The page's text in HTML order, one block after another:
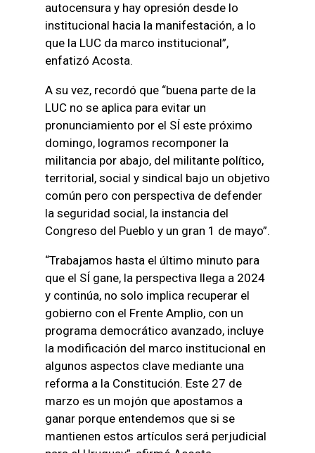
autocensura y hay opresión desde lo
institucional hacia la manifestación, a lo
que la LUC da marco institucional”,
enfatizó Acosta.
A su vez, recordó que “buena parte de la
LUC no se aplica para evitar un
pronunciamiento por el SÍ este próximo
domingo, logramos recomponer la
militancia por abajo, del militante político,
territorial, social y sindical bajo un objetivo
común pero con perspectiva de defender
la seguridad social, la instancia del
Congreso del Pueblo y un gran 1 de mayo”.
“Trabajamos hasta el último minuto para
que el SÍ gane, la perspectiva llega a 2024
y continúa, no solo implica recuperar el
gobierno con el Frente Amplio, con un
programa democrático avanzado, incluye
la modificación del marco institucional en
algunos aspectos clave mediante una
reforma a la Constitución. Este 27 de
marzo es un mojón que apostamos a
ganar porque entendemos que si se
mantienen estos artículos será perjudicial